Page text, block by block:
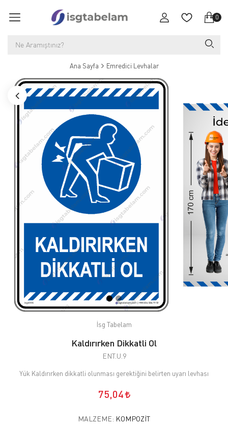
0
Ana Sayfa Emredici Levhalar
İsg Tabelam
Kaldırırken Dikkatli Ol
ENT.U.9
Yük Kaldırırken dikkatli olunması gerektiğini belirten uyarı levhası
75,04
MALZEME: KOMPOZIT